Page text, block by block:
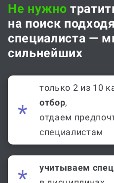
Не нужно
на поиск
специалиста —
сильнейших
только 2 из 10
отбор
отдаем
специалистам
учитываем